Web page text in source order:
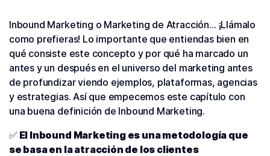
Inbound Marketing o Marketing de Atracción… ¡Llámalo
como prefieras! Lo importante que entiendas bien en
qué consiste este concepto y por qué ha marcado un
antes y un después en el universo del marketing antes
de profundizar viendo ejemplos, plataformas, agencias
y estrategias. Así que empecemos este capítulo con
una buena definición de Inbound Marketing.
✅ El Inbound Marketing es una metodología que
se basa en la atracción de los clientes